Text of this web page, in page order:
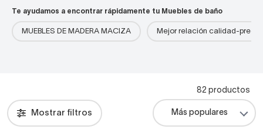
Te ayudamos a encontrar rápidamente tu Muebles de baño
MUEBLES DE MADERA MACIZA Mejor relación calidad-precio
Mostrar filtros
82 productos